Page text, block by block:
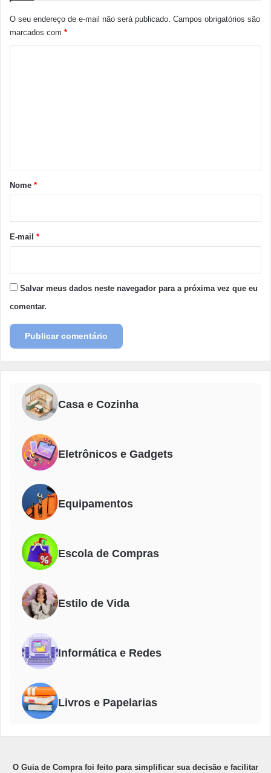
O seu endereço de e-mail não será publicado. Campos obrigatórios são
marcados com *
r
*
Nome *
E-mail *
Salvar meus dados neste navegador para a próxima vez que eu
comentar.
Casa e Cozinha
Eletrônicos e Gadgets
Equipamentos
Escola de Compras
Estilo de Vida
Informática e Redes
Livros e Papelarias
O Guia de Compra foi feito para simplificar sua decisão e facilitar